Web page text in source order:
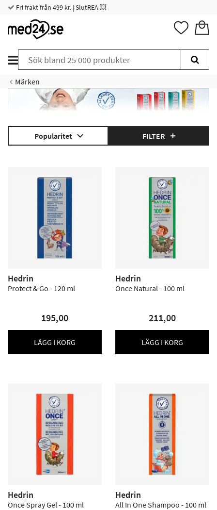
Fri frakt från 499 kr. | SlutREA 💥
Märken
Popularitet FILTER
Hedrin
Protect & Go - 120 ml
195,00
LÄGG I KORG
Hedrin
Once Natural - 100 ml
211,00
LÄGG I KORG
Hedrin
Once Spray Gel - 100 ml
Hedrin
All In One Shampoo - 100 ml